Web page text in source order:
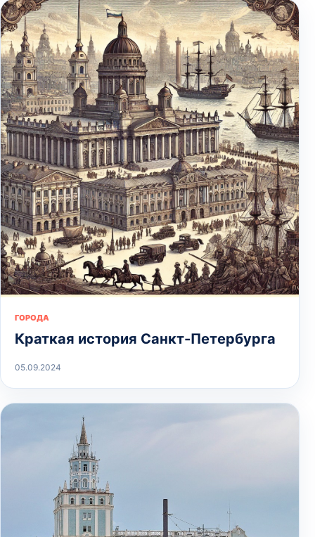
ГОРОДА
Краткая история Санкт-Петербурга
05.09.2024